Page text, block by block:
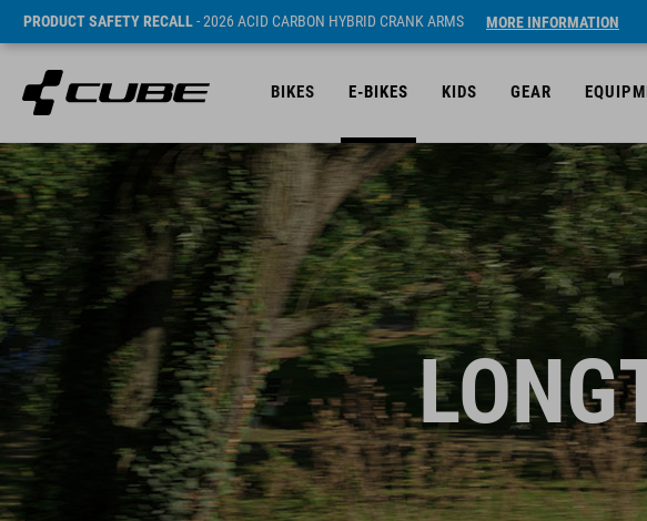
PRODUCT SAFETY RECALL- 2026 ACID CARBON HYBRID CRANK ARMS MORE INFORMATION
BIKES E-BIKES KIDS GEAR